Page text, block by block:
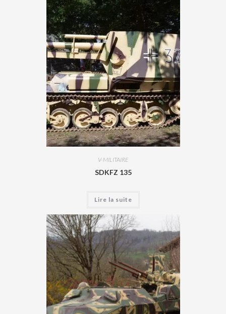
V-MILITAIRE
SDKFZ 135
Lire la suite